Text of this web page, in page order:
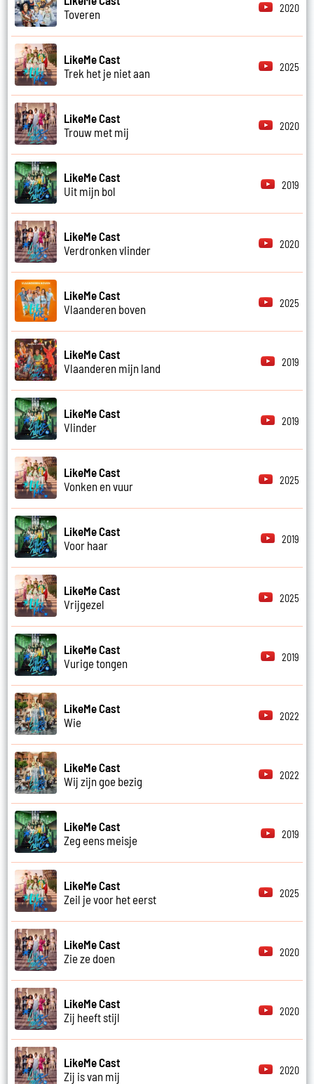
Toveren
2020
LikeMe Cast
Trek het je niet aan
2025
LikeMe Cast
Trouw met mij
2020
LikeMe Cast
Uit mijn bol
2019
LikeMe Cast
Verdronken vlinder
2020
LikeMe Cast
Vlaanderen boven
2025
LikeMe Cast
Vlaanderen mijn land
2019
LikeMe Cast
Vlinder
2019
LikeMe Cast
Vonken en vuur
2025
LikeMe Cast
Voor haar
2019
LikeMe Cast
Vrijgezel
2025
LikeMe Cast
Vurige tongen
2019
LikeMe Cast
Wie
2022
LikeMe Cast
Wij zijn goe bezig
2022
LikeMe Cast
Zeg eens meisje
2019
LikeMe Cast
Zeil je voor het eerst
2025
LikeMe Cast
Zie ze doen
2020
LikeMe Cast
Zij heeft stijl
2020
LikeMe Cast
Zij is van mij
2020